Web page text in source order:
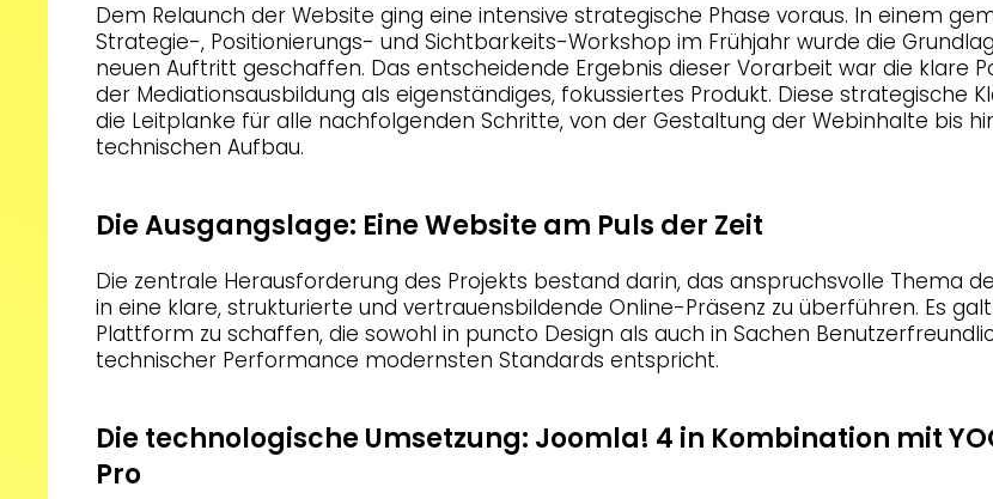
Dem Relaunch der Website ging eine intensive strategische Phase voraus. In einem
Strategie-, Positionierungs- und Sichtbarkeits-Workshop im Frühjahr wurde die
neuen Auftritt geschaffen. Das entscheidende Ergebnis dieser Vorarbeit war die klare
der Mediationsausbildung als eigenständiges, fokussiertes Produkt. Diese strategische
die Leitplanke für alle nachfolgenden Schritte, von der Gestaltung der Webinhalte bis
technischen Aufbau.
Die Ausgangslage: Eine Website am Puls der Zeit
Die zentrale Herausforderung des Projekts bestand darin, das anspruchsvolle Thema
in eine klare, strukturierte und vertrauensbildende Online-Präsenz zu überführen. Es
Plattform zu schaffen, die sowohl in puncto Design als auch in Sachen
technischer Performance modernsten Standards entspricht.
Die technologische Umsetzung: Joomla! 4 in Kombination mit
Pro